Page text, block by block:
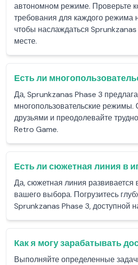
автономном режиме. Проверьте
требования для каждого режима
чтобы наслаждаться
месте.
Есть ли
Да, Sprunkzanas Phase 3
многопользовательские режимы.
друзьями и преодолевайте
Retro Game.
Есть ли сюжетная линия в
Да, сюжетная линия развивается
вашего выбора. Погрузитесь
Sprunkzanas Phase 3, доступной
Как я могу зарабатывать
Выполняйте определенные